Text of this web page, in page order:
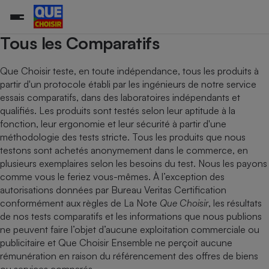
Tous les Comparatifs
Que Choisir teste, en toute indépendance, tous les produits à
partir d'un protocole établi par les ingénieurs de notre service
essais comparatifs, dans des laboratoires indépendants et
qualifiés. Les produits sont testés selon leur aptitude à la
fonction, leur ergonomie et leur sécurité à partir d'une
méthodologie des tests stricte. Tous les produits que nous
testons sont achetés anonymement dans le commerce, en
plusieurs exemplaires selon les besoins du test. Nous les payons
comme vous le feriez vous-mêmes. À l’exception des
autorisations données par Bureau Veritas Certification
conformément aux règles de La Note Que Choisir, les résultats
de nos tests comparatifs et les informations que nous publions
ne peuvent faire l’objet d’aucune exploitation commerciale ou
publicitaire et Que Choisir Ensemble ne perçoit aucune
rémunération en raison du référencement des offres de biens
Additifs
Agriculture
Nutrition
Produit alimentaire
Achat - Vente - Location
Assurance auto
Carburant
Magasin - Grande surface
Marketing - Fidélisation
Méthode de vente -
Organismes de défense
Système judiciairegratuit
Air
Déchet
Eau
Energie
Achat - Vente - Travaux
Copropriété
Location
Sport
Vacances - Tourisme
électrique
Démarche administrative
Famille
Senior
Service marchand
Train
Transport aérien
Toutes les actualités
Enquêtes
Guides d'achat
Conseils
Brèves
Tous les services
Soumettre un litige
Lettres types
Rencontrer une association locale
Tous nos combats
Nos actions
Nos grandes victoires
Les billets de la présidente
Nos associations locales
Nous rejoindre
En savoir plus sur Que Choisir Ensemble
nous ?
L’association
Nos missions
Notre méthodologie
Notre financement
Nos partenaires
Nous rejoindre